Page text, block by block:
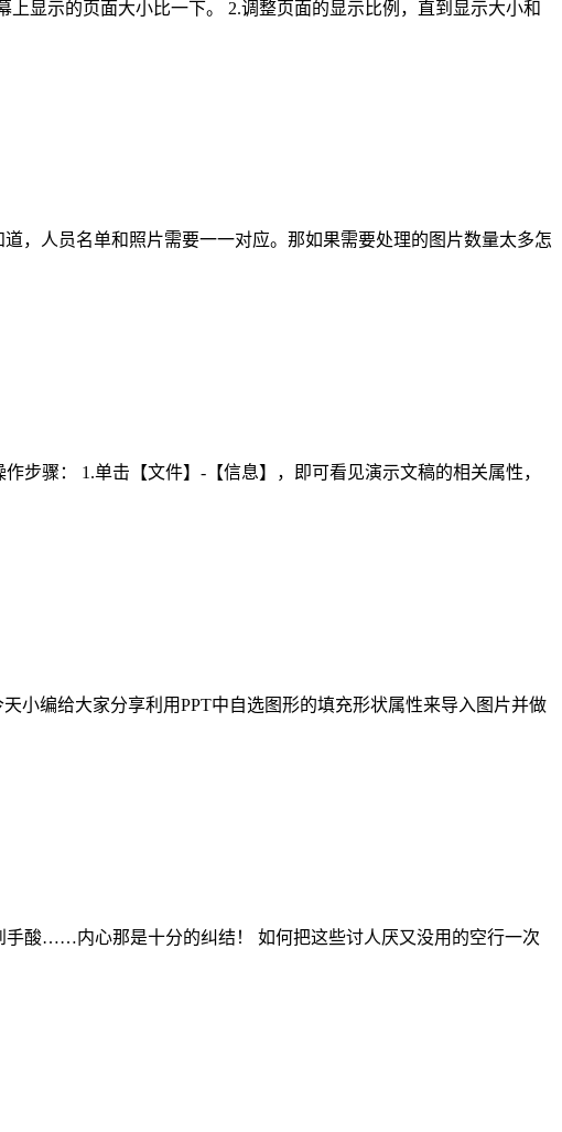
上显示的页面大小比一下。 2.调整页面的显示比例，直到显示大小和
，人员名单和照片需要一一对应。那如果需要处理的图片数量太多怎
步骤： 1.单击【文件】-【信息】，即可看见演示文稿的相关属性，
小编给大家分享利用PPT中自选图形的填充形状属性来导入图片并做
酸……内心那是十分的纠结！ 如何把这些讨人厌又没用的空行一次